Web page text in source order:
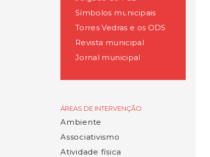
Símbolos municipais
Torres Vedras e os ODS
Revista municipal
Jornal municipal
ÁREAS DE INTERVENÇÃO
Ambiente
Associativismo
Atividade física